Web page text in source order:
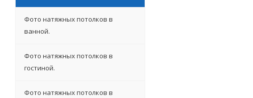
Фото натяжных потолков в
ванной.
Фото натяжных потолков в
гостиной.
Фото натяжных потолков в